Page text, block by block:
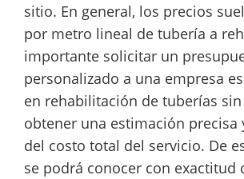
sitio. En general, los precios
por metro lineal de tubería a
importante solicitar un
personalizado a una empresa
en rehabilitación de tuberías
obtener una estimación precisa
del costo total del servicio. De
se podrá conocer con exactitud